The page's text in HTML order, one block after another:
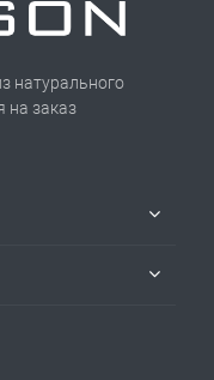
натурального
на заказ